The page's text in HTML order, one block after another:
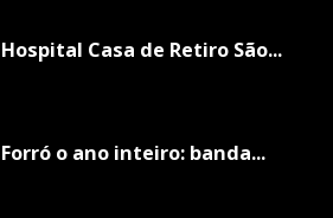
Hospital Casa de Retiro São...
Forró o ano inteiro: banda...